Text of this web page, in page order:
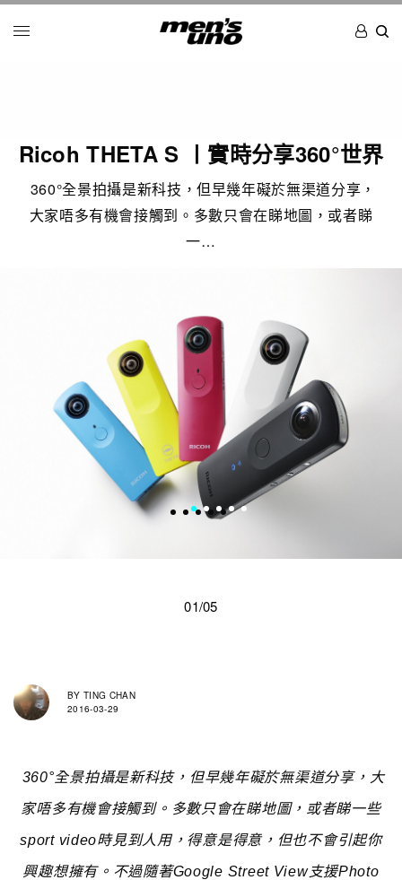
Ricoh THETA S 〡實時分享360°世界
360°全景拍攝是新科技，但早幾年礙於無渠道分享，
大家唔多有機會接觸到。多數只會在睇地圖，或者睇
一…
01/05
BY TING CHAN
2016-03-29
360°全景拍攝是新科技，但早幾年礙於無渠道分享，大
家唔多有機會接觸到。多數只會在睇地圖，或者睇一些
sport video時見到人用，得意是得意，但也不會引起你
興趣想擁有。不過隨著Google Street View支援Photo